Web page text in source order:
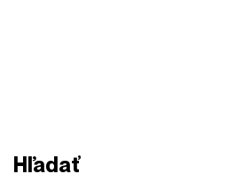
Hľadať